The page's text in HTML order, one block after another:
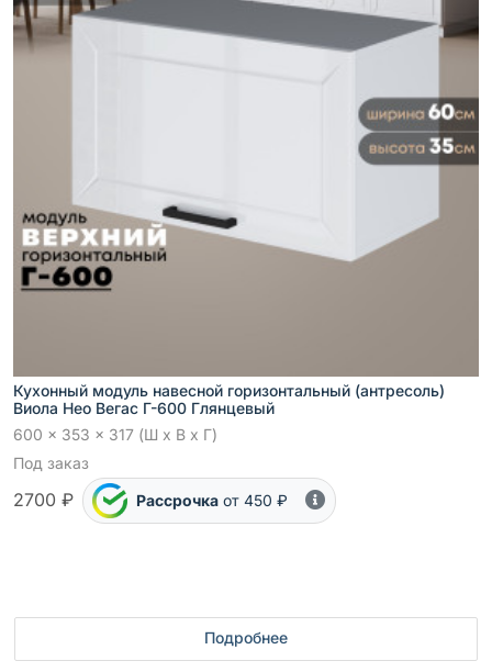
Кухонный модуль навесной горизонтальный (антресоль)
Виола Нео Вегас Г-600 Глянцевый
600 x 353 x 317 (Ш x В x Г)
Под заказ
2700 ₽ Рассрочка от 450 ₽
Подробнее